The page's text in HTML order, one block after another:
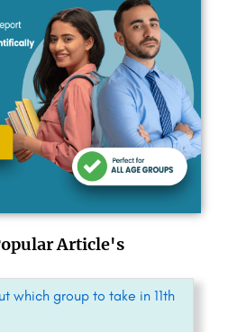
Article's
which group to take in 11th